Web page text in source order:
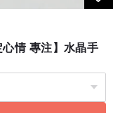
情 專注】水晶手